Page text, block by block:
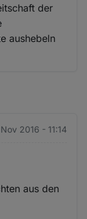
der
aushebeln
2016 - 11:14
aus den